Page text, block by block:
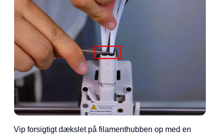
Vip forsigtigt dækslet på filamenthubben op med en